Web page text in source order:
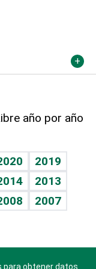
año por año
2019
2013
2007
para obtener datos